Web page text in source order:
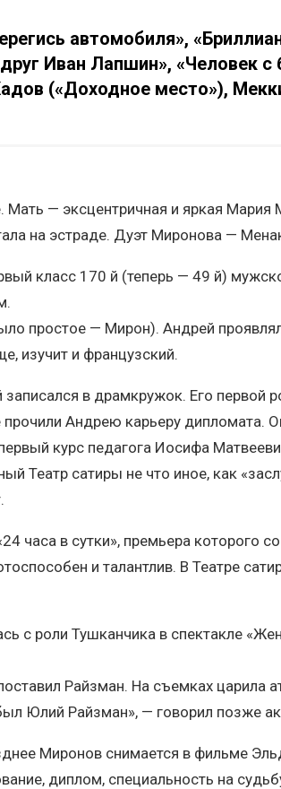
автомобиля»,
Иван Лапшин», «Человек с
(«Доходное место»),
— эксцентричная и яркая
на эстраде. Дуэт Миронова —
класс 170 й (теперь — 49 й)
простое — Мирон). Андрей
изучит и французский.
в драмкружок. Его первой
Андрею карьеру
курс педагога Иосифа
Театр сатиры не что иное, как
часа в сутки», премьера которого
и талантлив. В Театре
с роли Тушканчика в спектакле
Райзман. На съемках царила
Юлий Райзман», — говорил позже
Миронов снимается в фильме
диплом, специальность на